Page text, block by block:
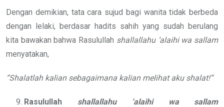
Dengan demikian, tata cara sujud bagi wanita tidak berbeda
dengan lelaki, berdasar hadits sahih yang sudah berulang
kita bawakan bahwa Rasulullah shallallahu ‘alaihi wa sallam
menyatakan,
“Shalatlah kalian sebagaimana kalian melihat aku shalat!”
Rasulullah shallallahu ‘alaihi wa sallam